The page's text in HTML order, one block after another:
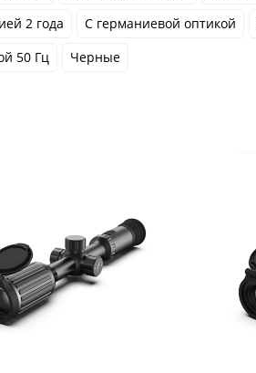
2 года
С германиевой оптикой
50 Гц
Черные